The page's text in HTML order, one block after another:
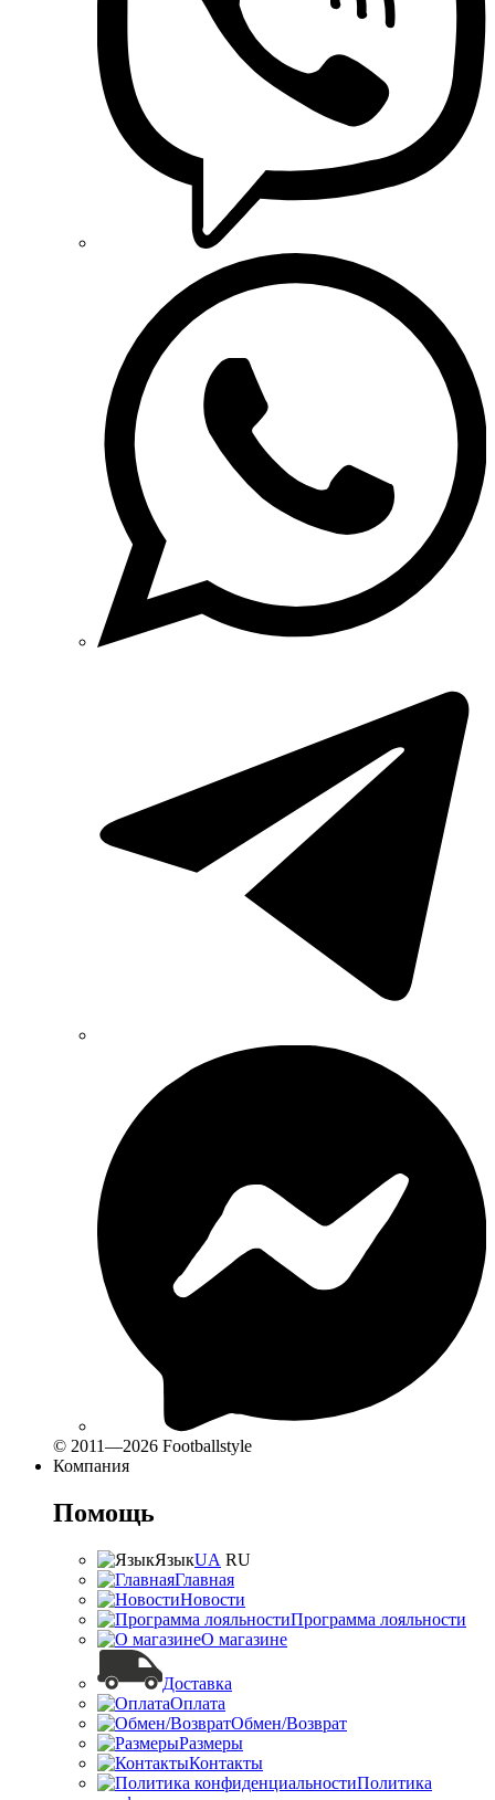
© 2011—2026 Footballstyle
Компания
Помощь
ЯзыкUA RU
Главная
Новости
Программа лояльности
О магазине
Доставка
Оплата
Обмен/Возврат
Размеры
Контакты
Политика